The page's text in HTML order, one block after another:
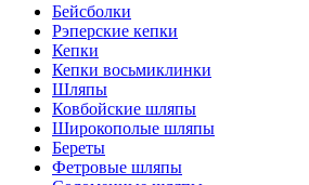
Бейсболки
Рэперские кепки
Кепки
Кепки восьмиклинки
Шляпы
Ковбойские шляпы
Широкополые шляпы
Береты
Фетровые шляпы